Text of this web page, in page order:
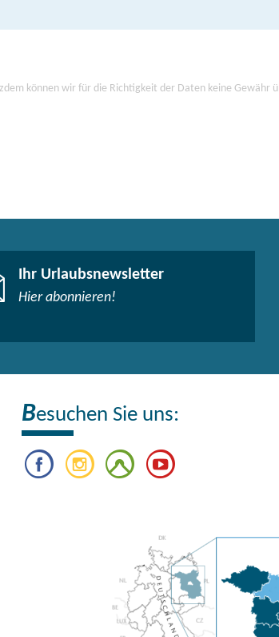
können wir für die Richtigkeit der Daten keine Gewähr
Ihr Urlaubsnewsletter
Hier abonnieren!
Besuchen Sie uns: